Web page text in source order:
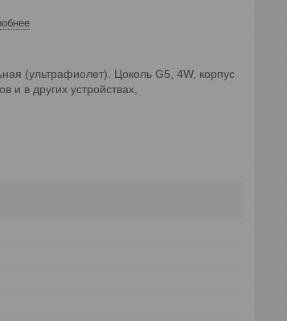
(ультрафиолет). Цоколь G5, 4W, корпус
в других устройствах,